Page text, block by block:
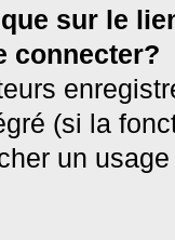
sur le
connecter?
(si la
un